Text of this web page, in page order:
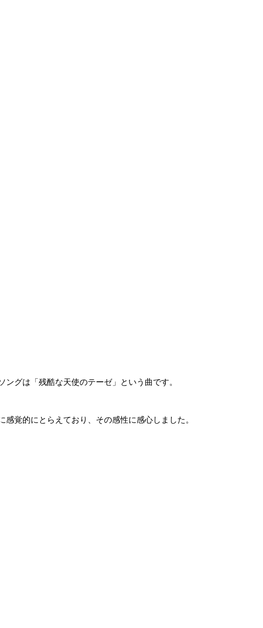
グは「残酷な天使のテーゼ」という曲です。
覚的にとらえており、その感性に感心しました。